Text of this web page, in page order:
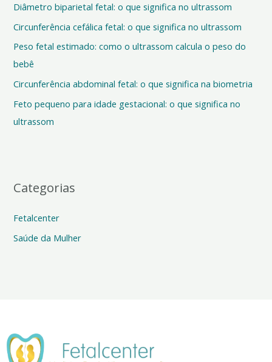
s
a
r
p
o
r
:
Diâmetro biparietal fetal: o que significa no ultrassom
Circunferência cefálica fetal: o que significa no ultrassom
Peso fetal estimado: como o ultrassom calcula o peso do
bebê
Circunferência abdominal fetal: o que significa na biometria
Feto pequeno para idade gestacional: o que significa no
ultrassom
Categorias
Fetalcenter
Saúde da Mulher